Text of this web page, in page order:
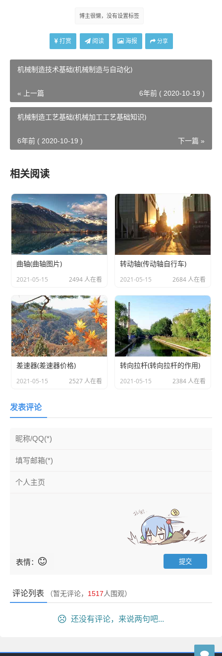
博主很懒，没有设置标签
打赏 阅读 海报 分享
机械制造技术基础(机械制造与自动化)
« 上一篇 6年前 ( 2020-10-19 )
机械制造工艺基础(机械加工工艺基础知识)
下一篇 »
6年前 ( 2020-10-19 )
相关阅读
曲轴(曲轴图片)
2021-05-15 2494 人在看
转动轴(传动轴自行车)
2021-05-15 2684 人在看
差速器(差速器价格)
2021-05-15 2527 人在看
转向拉杆(转向拉杆的作用)
2021-05-15 2384 人在看
发表评论
表情：
评论列表 （暂无评论， 1517人围观）
还没有评论，来说两句吧...